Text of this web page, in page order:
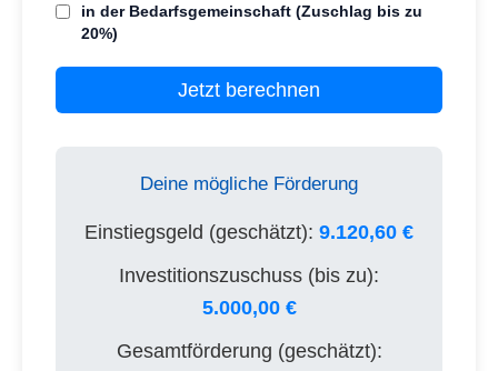
in der Bedarfsgemeinschaft (Zuschlag bis zu
20%)
Jetzt berechnen
Deine mögliche Förderung
Einstiegsgeld (geschätzt): 9.120,60 €
Investitionszuschuss (bis zu):
5.000,00 €
Gesamtförderung (geschätzt):